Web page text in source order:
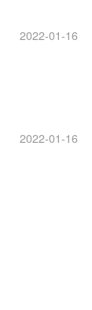
2022-01-16
2022-01-16